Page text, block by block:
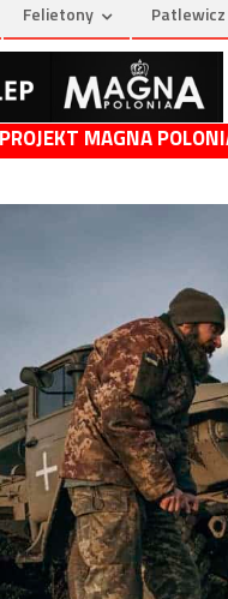
Felietony
MAGNA